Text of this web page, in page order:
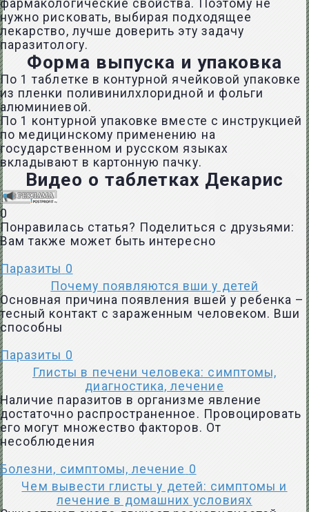
фармакологические свойства. Поэтому не
нужно рисковать, выбирая подходящее
лекарство, лучше доверить эту задачу
паразитологу.
Форма выпуска и упаковка
По 1 таблетке в контурной ячейковой упаковке
из пленки поливинилхлоридной и фольги
алюминиевой.
По 1 контурной упаковке вместе с инструкцией
по медицинскому применению на
государственном и русском языках
вкладывают в картонную пачку.
Видео о таблетках Декарис
0
Понравилась статья? Поделиться с друзьями:
Вам также может быть интересно
Паразиты 0
Почему появляются вши у детей
Основная причина появления вшей у ребенка –
тесный контакт с зараженным человеком. Вши
способны
Паразиты 0
Глисты в печени человека: симптомы,
диагностика, лечение
Наличие паразитов в организме явление
достаточно распространенное. Провоцировать
его могут множество факторов. От
несоблюдения
Болезни, симптомы, лечение 0
Чем вывести глисты у детей: симптомы и
лечение в домашних условиях